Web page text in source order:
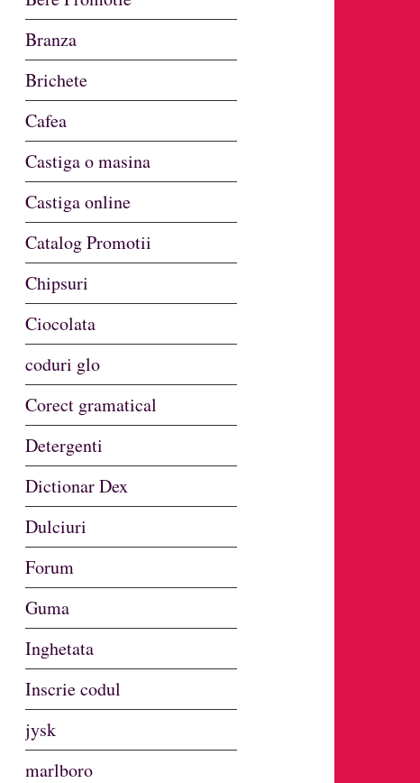
Branza
Brichete
Cafea
Castiga o masina
Castiga online
Catalog Promotii
Chipsuri
Ciocolata
coduri glo
Corect gramatical
Detergenti
Dictionar Dex
Dulciuri
Forum
Guma
Inghetata
Inscrie codul
jysk
marlboro